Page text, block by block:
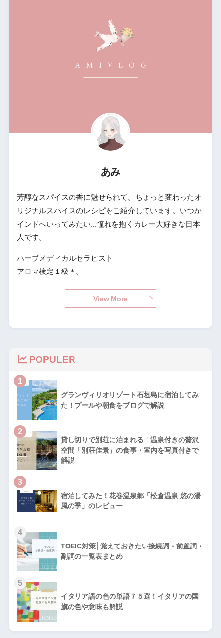
あみ
芳醇なスパイスの香に魅せられて。ちょっと変わったオ
リジナルスパイスのレシピをご紹介しています。いつか
インドへいってみたい...憧れを抱くカレー大好きな日本
人です。
ハーブメディカルセラピスト
アロマ検定１級＊。
View More
POPULER
1
グランヴィリオリゾート石垣島に宿泊してみ
た！プールや朝食をブログで解説
2
貸し切りで別荘に泊まれる！温泉付きの贅沢
空間「別荘佳景」の食事・室内を写真付きで
解説
3
宿泊してみた！花巻温泉郷「松倉温泉 悠の湯
風の季」のレビュー
4
TOEIC対策│覚えておきたい接続詞・前置詞・
副詞の一覧表まとめ
5
イタリア語の色の単語７５選！イタリアの国
旗の色や意味も解説